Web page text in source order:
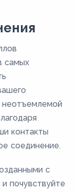
самых
неотъемлемой
контакты
соединение.
с
почувствуйте